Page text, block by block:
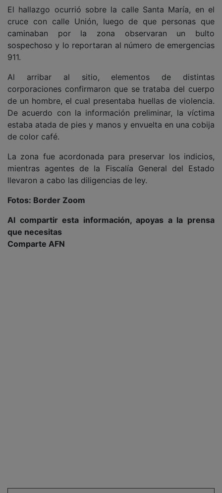
El hallazgo ocurrió sobre la calle Santa María, en el
cruce con calle Unión, luego de que personas que
caminaban por la zona observaran un bulto
sospechoso y lo reportaran al número de emergencias
911.
Al arribar al sitio, elementos de distintas
corporaciones confirmaron que se trataba del cuerpo
de un hombre, el cual presentaba huellas de violencia.
De acuerdo con la información preliminar, la víctima
estaba atada de pies y manos y envuelta en una cobija
de color café.
La zona fue acordonada para preservar los indicios,
mientras agentes de la Fiscalía General del Estado
llevaron a cabo las diligencias de ley.
Fotos: Border Zoom
Al compartir esta información, apoyas a la prensa
que necesitas
Comparte AFN